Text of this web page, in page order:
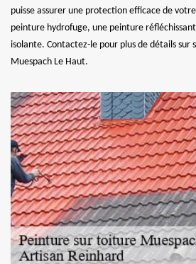
puisse assurer une protection efficace de
peinture hydrofuge, une peinture
isolante. Contactez-le pour plus de détails sur
Muespach Le Haut.